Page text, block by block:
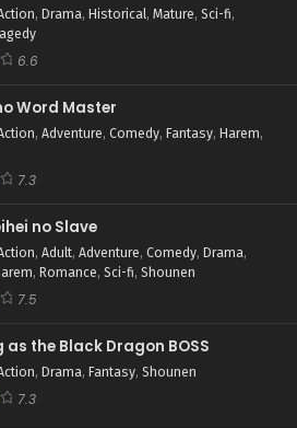
, Drama, Historical, Mature, Sci-fi,
6.6
Word Master
, Adventure, Comedy, Fantasy, Harem,
7.3
no Slave
, Adult, Adventure, Comedy, Drama,
, Romance, Sci-fi, Shounen
7.5
the Black Dragon BOSS
, Drama, Fantasy, Shounen
7.3